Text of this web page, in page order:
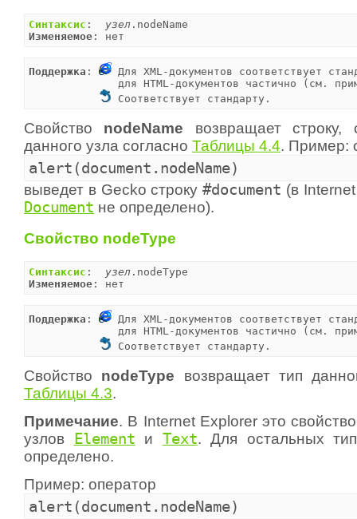
Синтаксис : узел
Изменяемое : нет
Поддержка :
Для XML-документов соответствует
для HTML-документов частично (см.
Соответствует стандарту.
Свойство nodeName возвращает
данного узла согласно Таблицы 4.4. Пример:
alert(document.nodeName)
выведет в Gecko строку#document (в
Document не определено).
Свойство nodeType
Синтаксис : узел
Изменяемое : нет
Поддержка :
Для XML-документов соответствует
для HTML-документов частично (см.
Соответствует стандарту.
Свойство nodeType возвращает тип
Таблицы 4.3.
Примечание. В Internet Explorer это
узлов
Element и Text. Для остальных
определено.
Пример: оператор
alert(document.nodeName)